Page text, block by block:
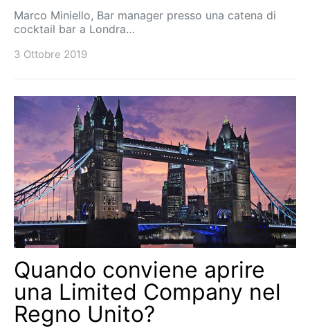
Marco Miniello, Bar manager presso una catena di
cocktail bar a Londra…
3 Ottobre 2019
Quando conviene aprire
una Limited Company nel
Regno Unito?